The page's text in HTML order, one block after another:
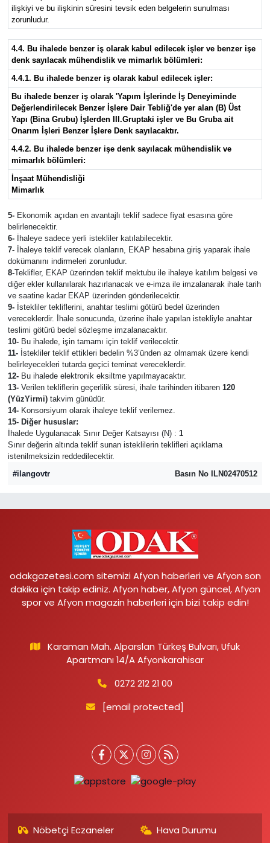
ilişkiyi ve bu ilişkinin süresini tevsik eden belgelerin sunulması
zorunludur.
4.4. Bu ihalede benzer iş olarak kabul edilecek işler ve benzer işe
denk sayılacak mühendislik ve mimarlık bölümleri:
4.4.1. Bu ihalede benzer iş olarak kabul edilecek işler:
Bu ihalede benzer iş olarak 'Yapım İşlerinde İş Deneyiminde
Değerlendirilecek Benzer İşlere Dair Tebliğ'de yer alan (B) Üst
Yapı (Bina Grubu) İşlerden III.Gruptaki işler ve Bu Gruba ait
Onarım İşleri Benzer İşlere Denk sayılacaktır.
4.4.2. Bu ihalede benzer işe denk sayılacak mühendislik ve
mimarlık bölümleri:
İnşaat Mühendisliği
Mimarlık
5-Ekonomik açıdan en avantajlı teklif sadece fiyat esasına göre
belirlenecektir.
6-
İhaleye sadece yerli istekliler katılabilecektir.
7-İhaleye teklif verecek olanların, EKAP hesabına giriş yaparak ihale
dokümanını indirmeleri zorunludur.
8-Teklifler, EKAP üzerinden teklif mektubu ile ihaleye katılım belgesi ve
diğer ekler kullanılarak hazırlanacak ve e-imza ile imzalanarak ihale tarih
ve saatine kadar EKAP üzerinden gönderilecektir.
9-İstekliler tekliflerini, anahtar teslimi götürü bedel üzerinden
vereceklerdir. İhale sonucunda, üzerine ihale yapılan istekliyle anahtar
teslimi götürü bedel sözleşme imzalanacaktır.
10-Bu ihalede, işin tamamı için teklif verilecektir.
11-İstekliler teklif ettikleri bedelin %3’ünden az olmamak üzere kendi
belirleyecekleri tutarda geçici teminat vereceklerdir.
12- Bu ihalede elektronik eksiltme yapılmayacaktır.
13-Verilen tekliflerin geçerlilik süresi, ihale tarihinden itibaren 120
(YüzYirmi)takvim günüdür.
14-Konsorsiyum olarak ihaleye teklif verilemez.
15- Diğer hususlar:
İhalede Uygulanacak Sınır Değer Katsayısı (N) : 1
Sınır değerin altında teklif sunan isteklilerin teklifleri açıklama
istenilmeksizin reddedilecektir.
#ilangovtr
Basın No ILN02470512
odakgazetesi.com sitemizi Afyon haberleri ve Afyon son
dakika için takip ediniz. Afyon haber, Afyon güncel, Afyon
spor ve Afyon magazin haberleri için bizi takip edin!
Karaman Mah. Alparslan Türkeş Bulvarı, Ufuk
Apartmanı 14/A Afyonkarahisar
0272 212 21 00
[email protected]
Nöbetçi Eczaneler Hava Durumu